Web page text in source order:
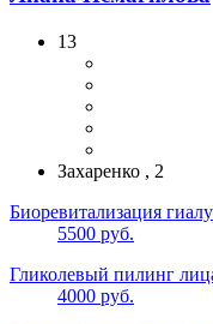
13
Захаренко , 2
Биоревитализация
5500 руб.
Гликолевый пилинг
4000 руб.